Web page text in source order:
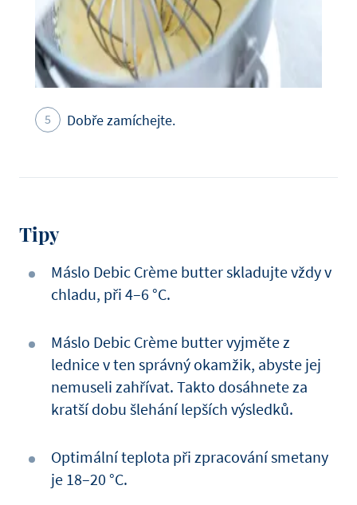
Dobře zamíchejte.
Tipy
Máslo Debic Crème butter skladujte vždy v
chladu, při 4–6 °C.
Máslo Debic Crème butter vyjměte z
lednice v ten správný okamžik, abyste jej
nemuseli zahřívat. Takto dosáhnete za
kratší dobu šlehání lepších výsledků.
Optimální teplota při zpracování smetany
je 18–20 °C.